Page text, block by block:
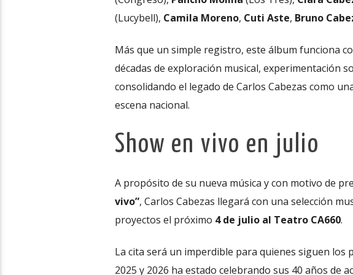
(Lucybell), Camila Moreno, Cuti Aste, Bruno
Más que un simple registro, este álbum funciona
décadas de exploración musical, experimentación
consolidando el legado de Carlos Cabezas como
escena nacional.
Show en vivo en julio
A propósito de su nueva música y con motivo de
vivo”, Carlos Cabezas llegará con una selección
proyectos el próximo 4 de julio al Teatro CA660.
La cita será un imperdible para quienes siguen los
2025 y 2026 ha estado celebrando sus 40 años de